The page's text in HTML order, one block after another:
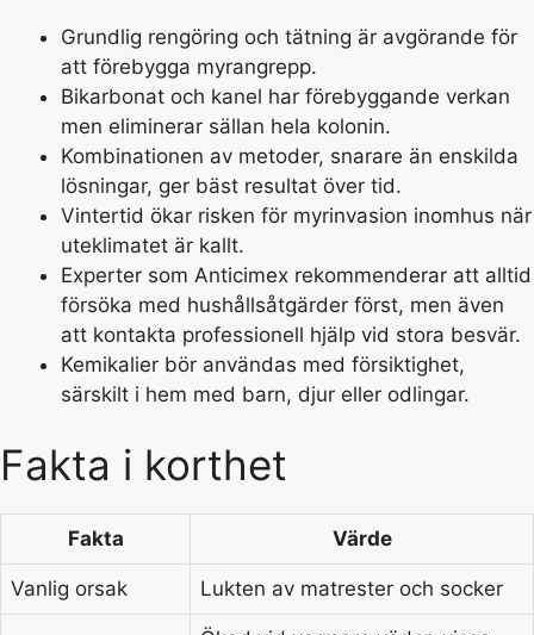
Grundlig rengöring och tätning är avgörande för
att förebygga myrangrepp.
Bikarbonat och kanel har förebyggande verkan
men eliminerar sällan hela kolonin.
Kombinationen av metoder, snarare än enskilda
lösningar, ger bäst resultat över tid.
Vintertid ökar risken för myrinvasion inomhus när
uteklimatet är kallt.
Experter som Anticimex rekommenderar att alltid
försöka med hushållsåtgärder först, men även
att kontakta professionell hjälp vid stora besvär.
Kemikalier bör användas med försiktighet,
särskilt i hem med barn, djur eller odlingar.
Fakta i korthet
Fakta Värde
Vanlig orsak Lukten av matrester och socker